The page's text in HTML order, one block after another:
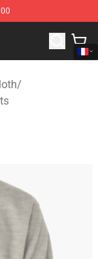
- Official The
/